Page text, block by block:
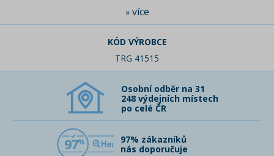
» více
KÓD VÝROBCE
TRG 41515
Osobní odběr na 31
248 výdejních místech
po celé ČR
97
97% zákazníků
nás doporučuje